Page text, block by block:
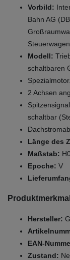
Vorbild:
Bahn AG
Modell:
schaltbaren
Spezialmotor.
2 Achsen
schaltbar
Länge des
Maßstab:
Epoche: V
Hersteller:
EAN-
Zustand: